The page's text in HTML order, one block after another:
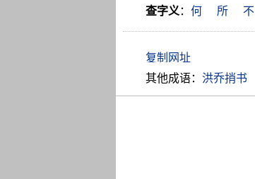
查字义 ： 何 所 不
其他成语： 洪乔捎书